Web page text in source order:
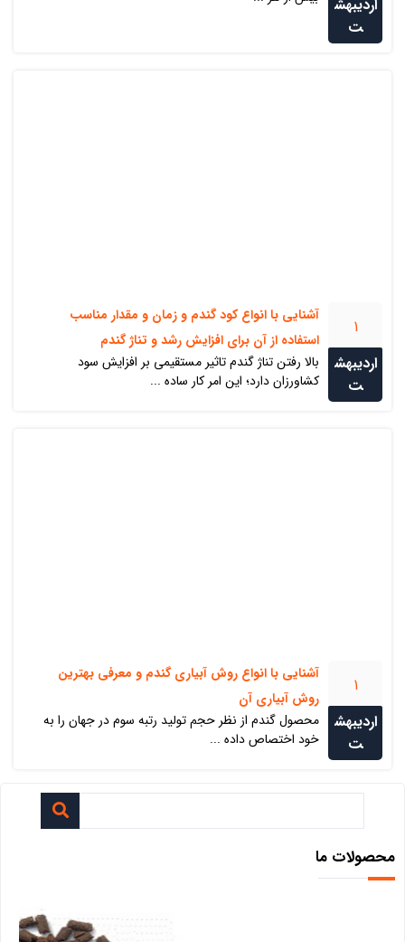
اردیبهش
ت
1
اردیبهش
ت
آشنایی با انواع کود گندم و زمان و مقدار مناسب
استفاده از آن برای افزایش رشد و تناژ گندم
بالا رفتن تناژ گندم تاثیر مستقیمی بر افزایش سود
کشاورزان دارد؛ این امر کار ساده ...
1
اردیبهش
ت
آشنایی با انواع روش آبیاری گندم و معرفی بهترین
روش آبیاری آن
محصول گندم از نظر حجم تولید رتبه سوم در جهان را به
خود اختصاص داده ...
محصولات ما